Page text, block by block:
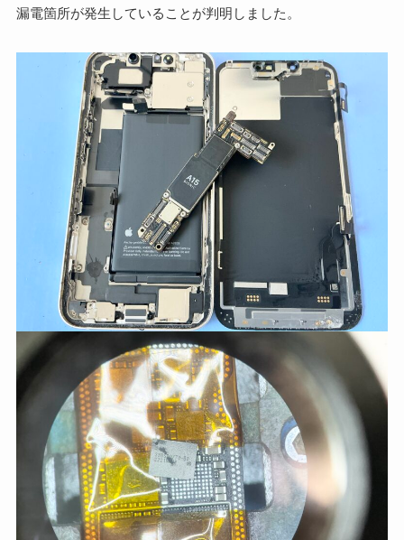
漏電箇所が発生していることが判明しました。